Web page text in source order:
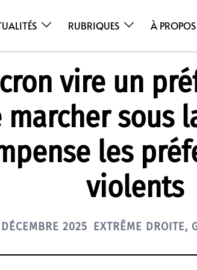
RUBRIQUES À PROPOS
vire un
marcher sous
les
violents
2025 EXTRÊME DROITE,